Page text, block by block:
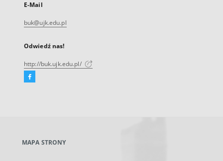
E-Mail
buk@ujk.edu.pl
Odwiedź nas!
http://buk.ujk.edu.pl/
Facebook
karcie
MAPA STRONY